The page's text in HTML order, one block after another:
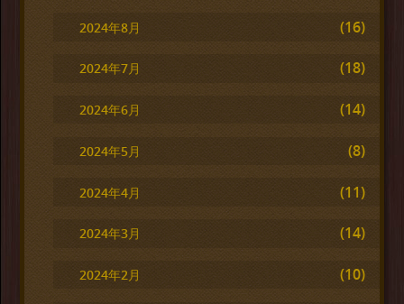
2024年8月 (16)
2024年7月 (18)
2024年6月 (14)
2024年5月 (8)
2024年4月 (11)
2024年3月 (14)
2024年2月 (10)